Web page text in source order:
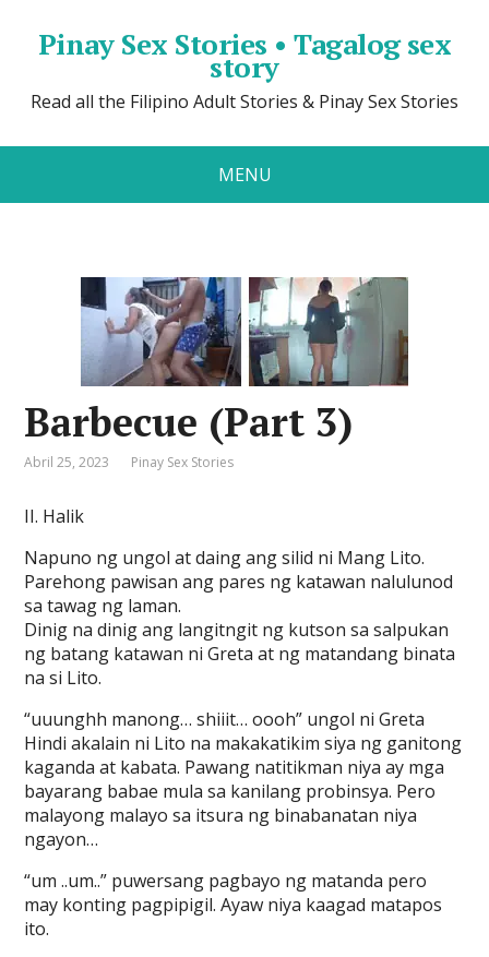
Pinay Sex Stories • Tagalog sex
story
Read all the Filipino Adult Stories & Pinay Sex Stories
MENU
Barbecue (Part 3)
Abril 25, 2023 Pinay Sex Stories
II. Halik
Napuno ng ungol at daing ang silid ni Mang Lito.
Parehong pawisan ang pares ng katawan nalulunod
sa tawag ng laman.
Dinig na dinig ang langitngit ng kutson sa salpukan
ng batang katawan ni Greta at ng matandang binata
na si Lito.
“uuunghh manong… shiiit… oooh” ungol ni Greta
Hindi akalain ni Lito na makakatikim siya ng ganitong
kaganda at kabata. Pawang natitikman niya ay mga
bayarang babae mula sa kanilang probinsya. Pero
malayong malayo sa itsura ng binabanatan niya
ngayon…
“um ..um..” puwersang pagbayo ng matanda pero
may konting pagpipigil. Ayaw niya kaagad matapos
ito.